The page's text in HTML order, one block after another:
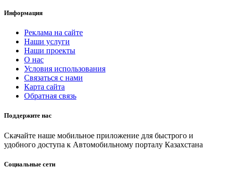
Информация
Реклама на сайте
Наши услуги
Наши проекты
О нас
Условия использования
Связаться с нами
Карта сайта
Обратная связь
Поддержите нас
Скачайте наше мобильное приложение для быстрого и
удобного доступа к Автомобильному порталу Казахстана
Социальные сети